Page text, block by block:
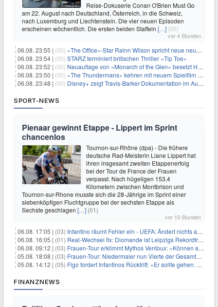
Reise-Dokuserie Conan O'Brien Must Go
am 22. August nach Deutschland, Österreich, in die Schweiz,
nach Luxemburg und Liechtenstein. Die vier neuen Episoden
erscheinen wöchentlich. Die ersten beiden Staffeln […] (00)
vor 4 Stunden
06.08. 23:55 | (00) «The Office»-Star Rainn Wilson spricht neue neuseeländische Serie «Settling»
06.08. 23:54 | (00) STARZ terminiert britischen Thriller «Tip Toe»
06.08. 23:52 | (00) Neuauflage von «Monarch of the Glen» besetzt Hauptrollen
06.08. 23:50 | (00) «The Thundermans» kehren mit neuem Spielfilm zurück
06.08. 23:48 | (00) Disney+ zeigt Travis-Barker-Dokumentation im August
SPORT-NEWS
Pienaar gewinnt Etappe - Lippert im Sprint
chancenlos
Tournon-sur-Rhône (dpa) - Die frühere
deutsche Rad-Meisterin Liane Lippert hat
ihren insgesamt zweiten Etappenerfolg
bei der Tour de France der Frauen
verpasst. Nach hügeligen 153,4
Kilometern zwischen Montbrison und
Tournon-sur-Rhone musste sich die 28-Jährige im Sprint einer
siebenköpfigen Fluchtgruppe bei der sechsten Etappe als
Sechste geschlagen […] (01)
vor 10 Stunden
06.08. 17:05 | (03) Infantino räumt Fehler ein - UEFA: Ändert nichts an Boykott
06.08. 16:05 | (01) Real-Wechsel fix: Diomande ist Leipzigs Rekordtransfer
06.08. 09:12 | (03) Frauen-Tour erklimmt Mythos Ventoux: «Können alles schaffen»
05.08. 18:08 | (03) Frauen-Tour: Niedermaier nun Vierte der Gesamtwertung
05.08. 14:12 | (05) Figo fordert Infantinos Rücktritt: «Er sollte gehen. Jetzt»
FINANZNEWS